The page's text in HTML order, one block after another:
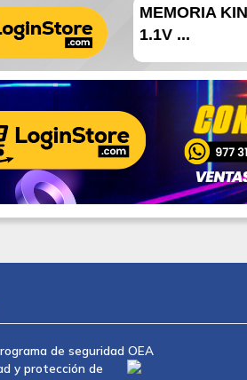
MEMORIA
1.1V ...
de seguridad OEA
y protección de